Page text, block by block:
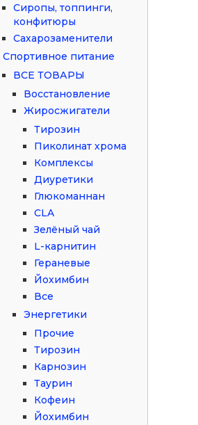
Сиропы, топпинги,
конфитюры
Сахарозаменители
Спортивное питание
ВСЕ ТОВАРЫ
Восстановление
Жиросжигатели
Тирозин
Пиколинат хрома
Комплексы
Диуретики
Глюкоманнан
CLA
Зелёный чай
L-карнитин
Гераневые
Йохимбин
Все
Энергетики
Прочие
Тирозин
Карнозин
Таурин
Кофеин
Йохимбин